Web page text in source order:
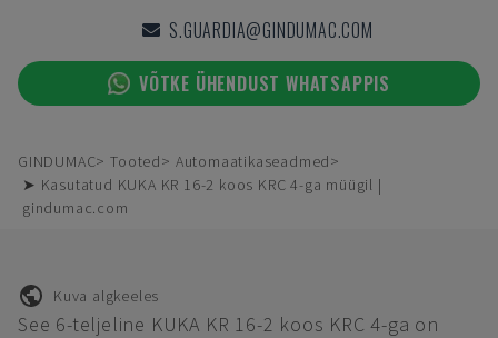
S.GUARDIA@GINDUMAC.COM
VÕTKE ÜHENDUST WHATSAPPIS
GINDUMAC Tooted
Automaatikaseadmed
➤ Kasutatud KUKA KR 16-2 koos KRC 4-ga müügil |
gindumac.com
Kuva algkeeles
See 6-teljeline KUKA KR 16-2 koos KRC 4-ga on